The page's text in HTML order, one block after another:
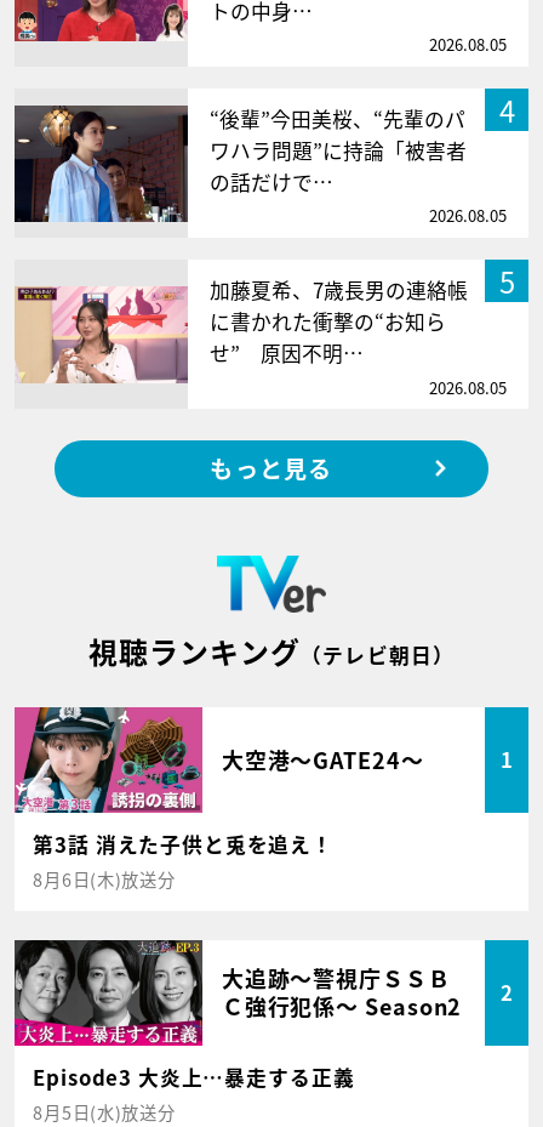
トの中身…
2026.08.05
4
“後輩”今田美桜、“先輩のパ
ワハラ問題”に持論「被害者
の話だけで…
2026.08.05
5
加藤夏希、7歳長男の連絡帳
に書かれた衝撃の“お知ら
せ” 原因不明…
2026.08.05
もっと見る
視聴ランキング （テレビ朝日）
大空港～GATE24～ 1
第3話 消えた子供と兎を追え！
8月6日(木)放送分
大追跡～警視庁ＳＳＢ
Ｃ強行犯係～ Season2
2
Episode3 大炎上…暴走する正義
8月5日(水)放送分